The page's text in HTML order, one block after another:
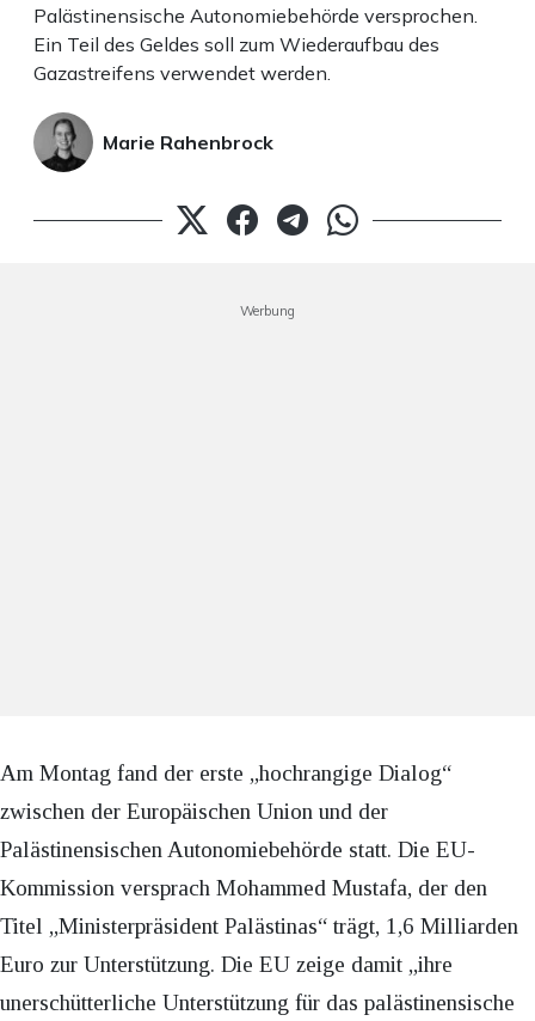
Palästinensische Autonomiebehörde versprochen.
Ein Teil des Geldes soll zum Wiederaufbau des
Gazastreifens verwendet werden.
Marie Rahenbrock
Werbung
Am Montag fand der erste „hochrangige Dialog“
zwischen der Europäischen Union und der
Palästinensischen Autonomiebehörde statt. Die EU-
Kommission versprach Mohammed Mustafa, der den
Titel „Ministerpräsident Palästinas“ trägt, 1,6 Milliarden
Euro zur Unterstützung. Die EU zeige damit „ihre
unerschütterliche Unterstützung für das palästinensische